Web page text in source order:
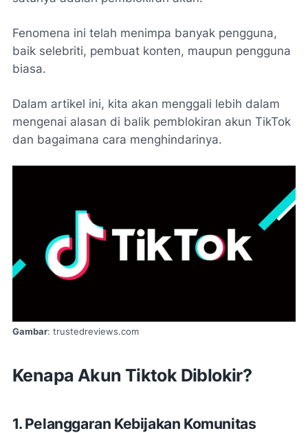
Fenomena ini telah menimpa banyak pengguna,
baik selebriti, pembuat konten, maupun pengguna
biasa.
Dalam artikel ini, kita akan menggali lebih dalam
mengenai alasan di balik pemblokiran akun TikTok
dan bagaimana cara menghindarinya.
Gambar: trustedreviews.com
Kenapa Akun Tiktok Diblokir?
1. Pelanggaran Kebijakan Komunitas